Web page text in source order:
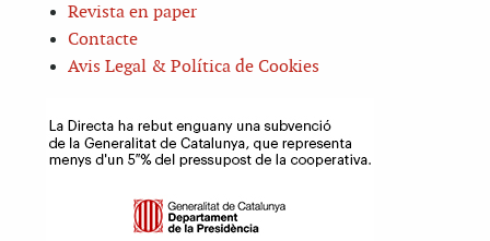
Revista en paper
Contacte
Avis Legal & Política de Cookies